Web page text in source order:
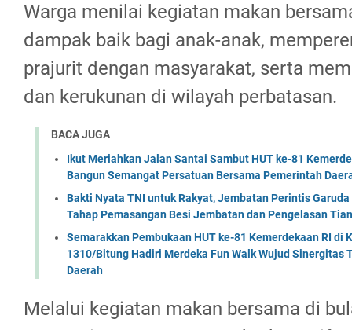
Warga menilai kegiatan makan
dampak baik bagi anak-anak,
prajurit dengan masyarakat, serta
dan kerukunan di wilayah perbatasan.
BACA JUGA
Ikut Meriahkan Jalan Santai Sambut HUT ke-81
Bangun Semangat Persatuan Bersama Pemerintah
Bakti Nyata TNI untuk Rakyat, Jembatan Perintis
Tahap Pemasangan Besi Jembatan dan Pengelasan
Semarakkan Pembukaan HUT ke-81 Kemerdekaan RI di
1310/Bitung Hadiri Merdeka Fun Walk Wujud Sinergitas
Daerah
Melalui kegiatan makan bersama di